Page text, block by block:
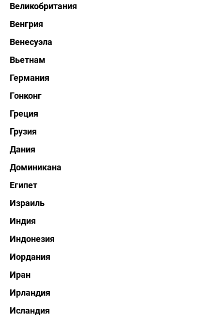
Великобритания
Венгрия
Венесуэла
Вьетнам
Германия
Гонконг
Греция
Грузия
Дания
Доминикана
Египет
Израиль
Индия
Индонезия
Иордания
Иран
Ирландия
Исландия